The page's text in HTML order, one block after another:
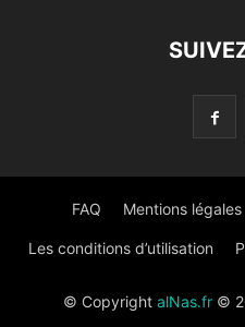
FAQ Mentions légales
Les conditions d’utilisation
© Copyright alNas.fr©